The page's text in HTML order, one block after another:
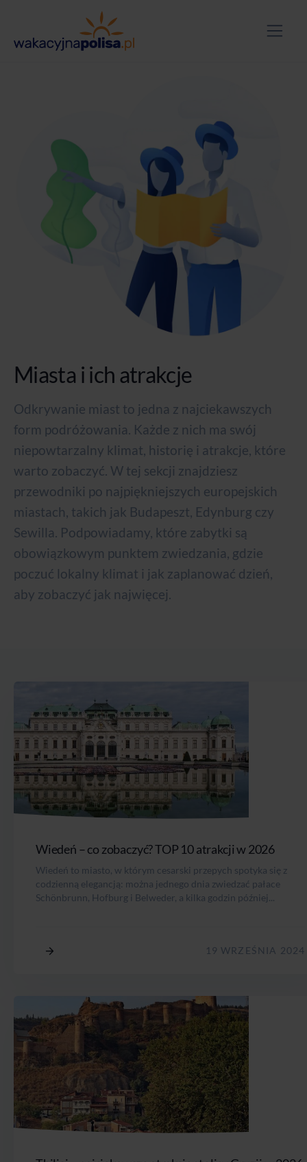
Miasta i ich atrakcje
Odkrywanie miast to jedna z najciekawszych
form podróżowania. Każde z nich ma swój
niepowtarzalny klimat, historię i atrakcje, które
warto zobaczyć. W tej sekcji znajdziesz
przewodniki po najpiękniejszych europejskich
miastach, takich jak Budapeszt, Edynburg czy
Sewilla. Podpowiadamy, które zabytki są
obowiązkowym punktem zwiedzania, gdzie
poczuć lokalny klimat i jak zaplanować dzień,
aby zobaczyć jak najwięcej.
Wiedeń – co zobaczyć? TOP 10 atrakcji w 2026
Wiedeń to miasto, w którym cesarski przepych spotyka się z
codzienną elegancją: można jednego dnia zwiedzać pałace
Schönbrunn, Hofburg i Belweder, a kilka godzin później...
19 WRZEŚNIA 2024